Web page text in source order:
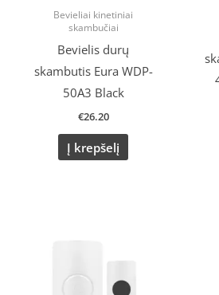
Bevieliai kinetiniai
skambučiai
Bevielis durų
skambutis Eura WDP-
50A3 Black
€26.20
Į krepšelį